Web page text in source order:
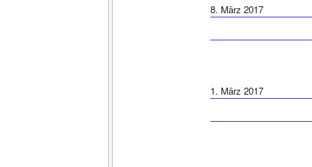
8. März 2017
1. März 2017